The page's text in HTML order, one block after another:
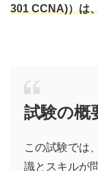
301 CCNA)）は
試験の概
この試験では
識とスキルが